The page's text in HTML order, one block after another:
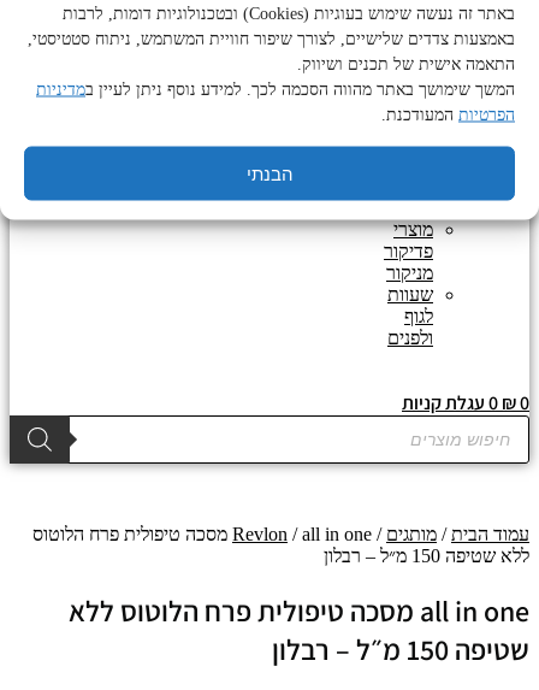
באתר זה נעשה שימוש בעוגיות (Cookies) ובטכנולוגיות דומות, לרבות
באמצעות צדדים שלישיים, לצורך שיפור חוויית המשתמש, ניתוח סטטיסטי,
התאמה אישית של תכנים ושיווק.
המשך שימושך באתר מהווה הסכמה לכך. למידע נוסף ניתן לעיין במדיניות
הפרטיות המעודכנת.
הבנתי
מוצרי
טיפוח
ואביזרים
מוצרים
נוספים
מוצרי
ולפנים
מוצרי
פדיקור
מניקור
שעוות
לגוף
ולפנים
₪0
0עגלת קניות
Products
search
עמוד הבית/ מותגים /
Revlon / all in one מסכה טיפולית פרח הלוטוס
ללא שטיפה 150 מ״ל – רבלון
all in one מסכה טיפולית פרח הלוטוס ללא
שטיפה 150 מ״ל – רבלון